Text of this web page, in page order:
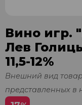
Вино игр.
Лев
11,5-12%
Внешний вид
представленных в